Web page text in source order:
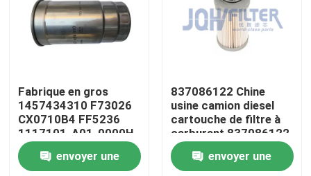
À la maison
Produits
vidéo
Fabrique en gros
1457434310 F73026
CX0710B4 FF5236
1117101-A01-0000H
C00068668 Filtre à
carburant diesel pour
envoyer une
837086122 Chine
usine camion diesel
cartouche de filtre à
carburant 837086122
389-5819 PF46049
363-5819envoyer une